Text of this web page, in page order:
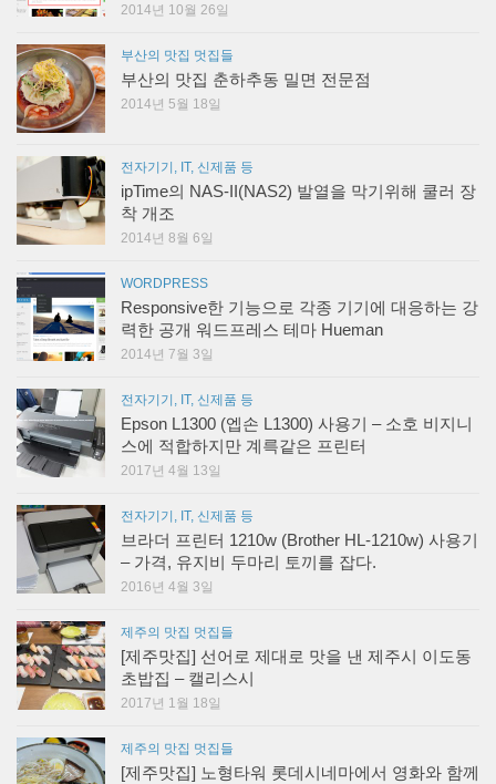
2014년 10월 26일
부산의 맛집 멋집들
부산의 맛집 춘하추동 밀면 전문점
2014년 5월 18일
전자기기, IT, 신제품 등
ipTime의 NAS-II(NAS2) 발열을 막기위해 쿨러 장
착 개조
2014년 8월 6일
WORDPRESS
Responsive한 기능으로 각종 기기에 대응하는 강
력한 공개 워드프레스 테마 Hueman
2014년 7월 3일
전자기기, IT, 신제품 등
Epson L1300 (엡손 L1300) 사용기 – 소호 비지니
스에 적합하지만 계륵같은 프린터
2017년 4월 13일
전자기기, IT, 신제품 등
브라더 프린터 1210w (Brother HL-1210w) 사용기
– 가격, 유지비 두마리 토끼를 잡다.
2016년 4월 3일
제주의 맛집 멋집들
[제주맛집] 선어로 제대로 맛을 낸 제주시 이도동
초밥집 – 캘리스시
2017년 1월 18일
제주의 맛집 멋집들
[제주맛집] 노형타워 롯데시네마에서 영화와 함께